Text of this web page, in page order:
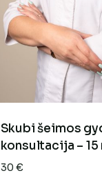
Skubi šeimos
konsultacija – 15
30 €